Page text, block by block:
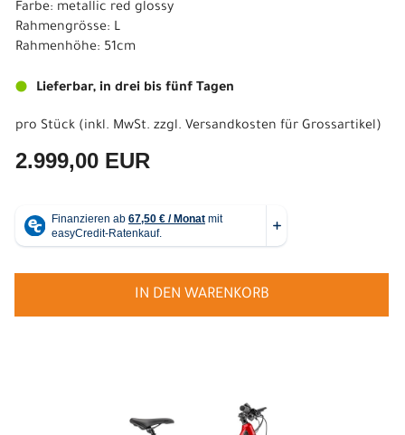
Farbe: metallic red glossy
Rahmengrösse: L
Rahmenhöhe: 51cm
Lieferbar, in drei bis fünf Tagen
pro Stück (inkl. MwSt. zzgl. Versandkosten für Grossartikel)
2.999,00 EUR
IN DEN WARENKORB